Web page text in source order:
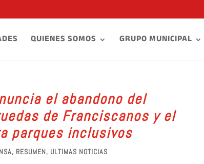
QUIENES SOMOS GRUPO MUNICIPAL
el abandono del
de Franciscanos y el
parques inclusivos
, RESUMEN, ULTIMAS NOTICIAS